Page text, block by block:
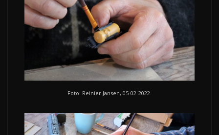
Foto: Reinier Jansen, 05-02-2022.